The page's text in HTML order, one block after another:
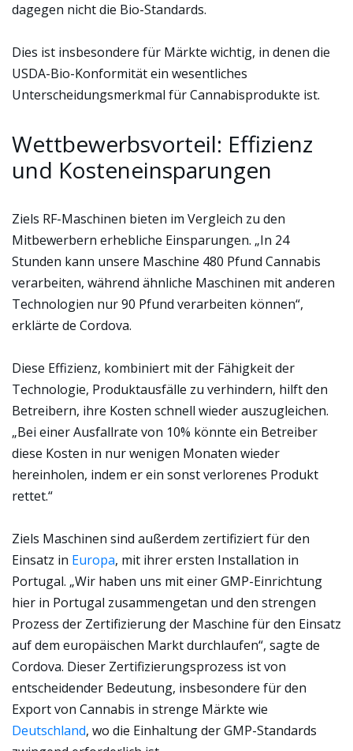
dagegen nicht die Bio-Standards.
Dies ist insbesondere für Märkte wichtig, in denen die
USDA-Bio-Konformität ein wesentliches
Unterscheidungsmerkmal für Cannabisprodukte ist.
Wettbewerbsvorteil: Effizienz
und Kosteneinsparungen
Ziels RF-Maschinen bieten im Vergleich zu den
Mitbewerbern erhebliche Einsparungen. „In 24
Stunden kann unsere Maschine 480 Pfund Cannabis
verarbeiten, während ähnliche Maschinen mit anderen
Technologien nur 90 Pfund verarbeiten können“,
erklärte de Cordova.
Diese Effizienz, kombiniert mit der Fähigkeit der
Technologie, Produktausfälle zu verhindern, hilft den
Betreibern, ihre Kosten schnell wieder auszugleichen.
„Bei einer Ausfallrate von 10% könnte ein Betreiber
diese Kosten in nur wenigen Monaten wieder
hereinholen, indem er ein sonst verlorenes Produkt
rettet.“
Ziels Maschinen sind außerdem zertifiziert für den
Einsatz in Europa, mit ihrer ersten Installation in
Portugal. „Wir haben uns mit einer GMP-Einrichtung
hier in Portugal zusammengetan und den strengen
Prozess der Zertifizierung der Maschine für den Einsatz
auf dem europäischen Markt durchlaufen“, sagte de
Cordova. Dieser Zertifizierungsprozess ist von
entscheidender Bedeutung, insbesondere für den
Export von Cannabis in strenge Märkte wie
Deutschland, wo die Einhaltung der GMP-Standards